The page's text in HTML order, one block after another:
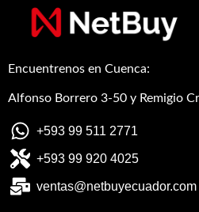
Encuentrenos en Cuenca:
Alfonso Borrero 3-50 y Remigio
+593 99 511 2771
+593 99 920 4025
ventas@netbuyecuador.com